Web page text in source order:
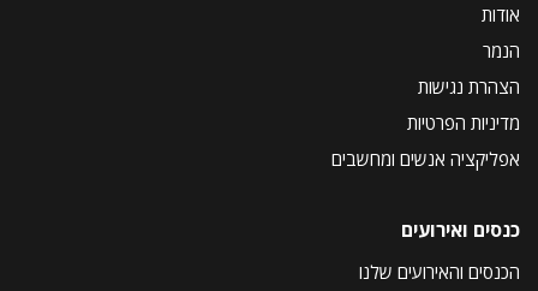
אודות
הנמר
הצהרת נגישות
מדיניות הפרטיות
אפליקציה אנשים ומחשבים
כנסים ואירועים
הכנסים והאירועים שלנו